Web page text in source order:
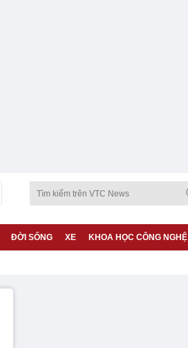
ĐỜI SỐNG XE KHOA HỌC CÔNG NGHỆ